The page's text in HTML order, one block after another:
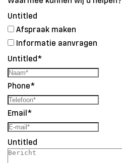
Untitled
Afspraak maken
Informatie aanvragen
Untitled*
Phone*
Email*
Untitled